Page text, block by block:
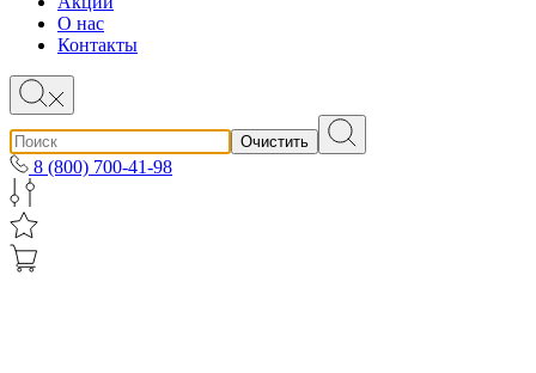
О нас
Контакты
Очистить
8 (800) 700-41-98